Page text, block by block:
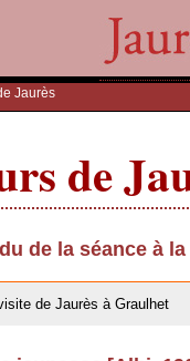
Jaurès
de
de la séance à
de Jaurès à Graulhet